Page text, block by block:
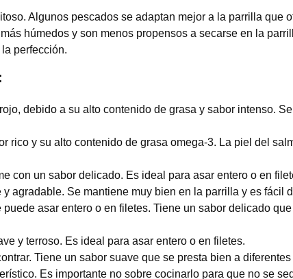
Algunos pescados se adaptan mejor a la parrilla que
húmedos y son menos propensos a secarse en la
perfección.
debido a su alto contenido de grasa y sabor intenso.
rico y su alto contenido de grasa omega-3. La piel del
con un sabor delicado. Es ideal para asar entero o en
agradable. Se mantiene muy bien en la parrilla y es fácil
asar entero o en filetes. Tiene un sabor delicado
y terroso. Es ideal para asar entero o en filetes.
Tiene un sabor suave que se presta bien a
Es importante no sobre cocinarlo para que no se